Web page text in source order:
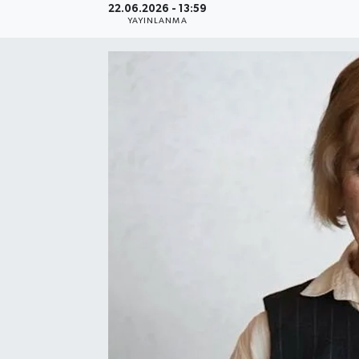
22.06.2026 - 13:59
YAYINLANMA